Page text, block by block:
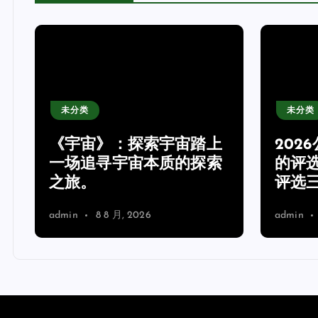
未分类
《宇宙》：探索宇宙踏上
一场追寻宇宙本质的探索
之旅。
admin 8 8 月, 2026
未分类
2026
的评
评选
admin